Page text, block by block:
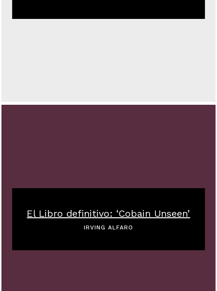
El Libro definitivo: ‘Cobain Unseen’
IRVING ALFARO